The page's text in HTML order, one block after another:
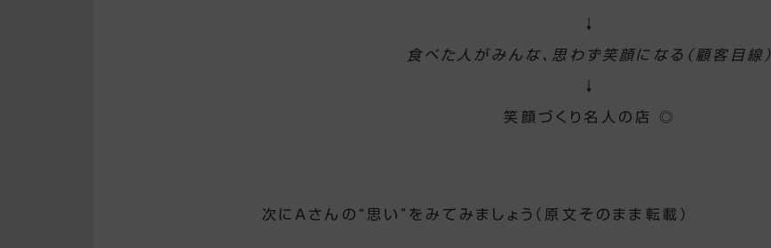
↓
食べた人がみんな、思わず笑顔になる（顧客目線）
↓
笑顔づくり名人の店 ◎
次にAさんの“思い”をみてみましょう（原文そのまま転載）